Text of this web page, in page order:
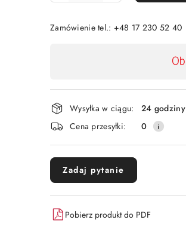
Zamówienie tel.: +48 17 230 52 40
płatność
i
dostawa
Wysyłka w ciągu:
24 godziny
Cena przesyłki:
0
Zadaj pytanie
Pobierz produkt do PDF